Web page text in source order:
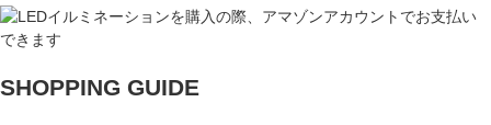
SHOPPING GUIDE